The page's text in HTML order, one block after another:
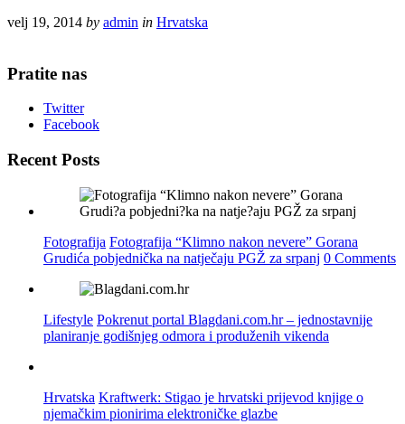
velj 19, 2014 by admin in Hrvatska
Pratite nas
Twitter
Facebook
Recent Posts
Fotografija Fotografija “Klimno nakon nevere” Gorana
Grudića pobjednička na natječaju PGŽ za srpanj 0 Comments
Lifestyle Pokrenut portal Blagdani.com.hr – jednostavnije
planiranje godišnjeg odmora i produženih vikenda
Hrvatska Kraftwerk: Stigao je hrvatski prijevod knjige o
njemačkim pionirima elektroničke glazbe